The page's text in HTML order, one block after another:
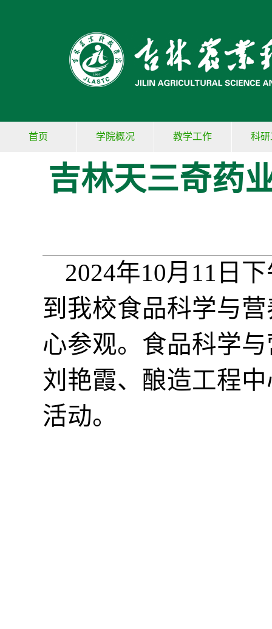
首页 学院概况 教学工作 科
吉林天三奇药
2024年10月 11 日
到我校食品科学与
心参观。 食品科学
刘艳霞、 酿造工程
活动。